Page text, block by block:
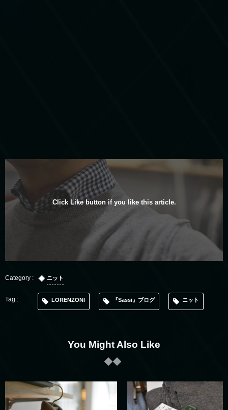
Click Like button if you like this article.
ニット
LORENZONI 『Sassi』ブログ ニット
You Might Also Like